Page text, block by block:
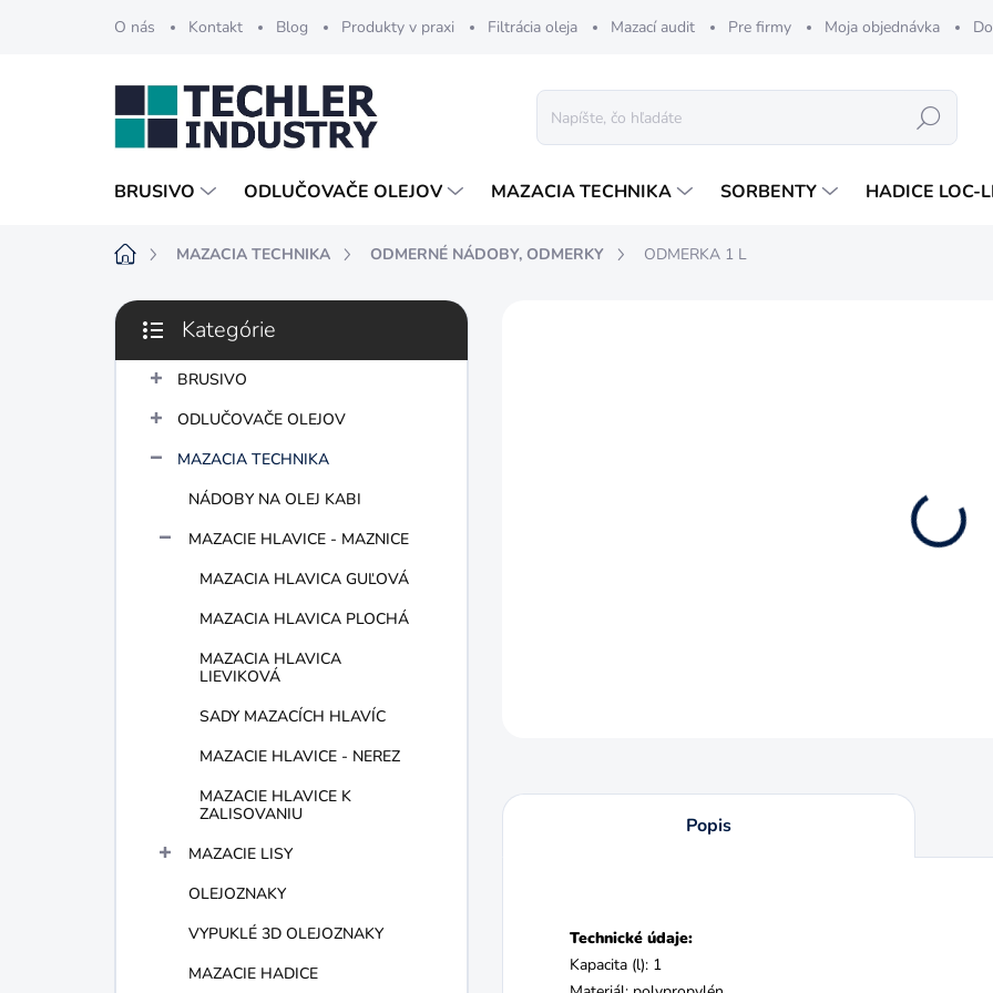
O nás Kontakt Blog Produkty v praxi Filtrácia oleja Mazací audit Pre firmy Moja objednávka
Hľadať
BRUSIVO ODLUČOVAČE OLEJOV MAZACIA TECHNIKA SORBENTY HADICE LOC-
DomovMAZACIA TECHNIKA ODMERNÉ NÁDOBY, ODMERKY ODMERKA 1 L
B
č
Preskočiť
kategórie
Kategórie
BRUSIVO
ODLUČOVAČE OLEJOV
MAZACIA TECHNIKA
NÁDOBY NA OLEJ KABI
MAZACIE HLAVICE - MAZNICE
MAZACIA HLAVICA GUĽOVÁ
MAZACIA HLAVICA PLOCHÁ
MAZACIA HLAVICA
LIEVIKOVÁ
SADY MAZACÍCH HLAVÍC
MAZACIE HLAVICE - NEREZ
MAZACIE HLAVICE K
ZALISOVANIU
MAZACIE LISY
OLEJOZNAKY
VYPUKLÉ 3D OLEJOZNAKY
MAZACIE HADICE
Popis
Technické údaje:
Kapacita (l): 1